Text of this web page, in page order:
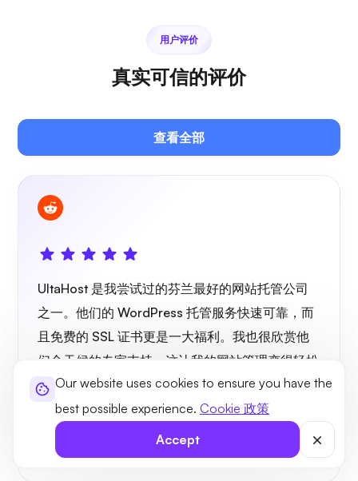
Our website uses cookies to ensure you have the
best possible experience. Cookie 政策
Accept
用户评价
真实可信的评价
查看全部
UltaHost 是我尝试过的芬兰最好的网站托管公司
之一。他们的 WordPress 托管服务快速可靠，而
且免费的 SSL 证书更是一大福利。我也很欣赏他
们全天候的专家支持，这让我的网站管理变得轻松
许多。
Jorma Pappila
Finland